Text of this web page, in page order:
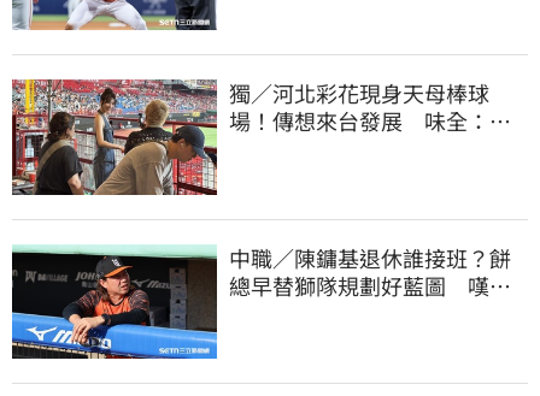
獨／河北彩花現身天母棒球
場！傳想來台發展 味全：歡
中職／陳鏞基退休誰接班？餅
總早替獅隊規劃好藍圖 嘆新